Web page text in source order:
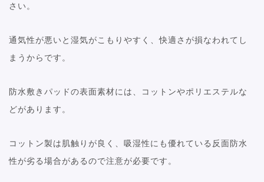
さい。
通気性が悪いと湿気がこもりやすく、快適さが損なわれてし
まうからです。
防水敷きパッドの表面素材には、コットンやポリエステルな
どがあります。
コットン製は肌触りが良く、吸湿性にも優れている反面防水
性が劣る場合があるので注意が必要です。